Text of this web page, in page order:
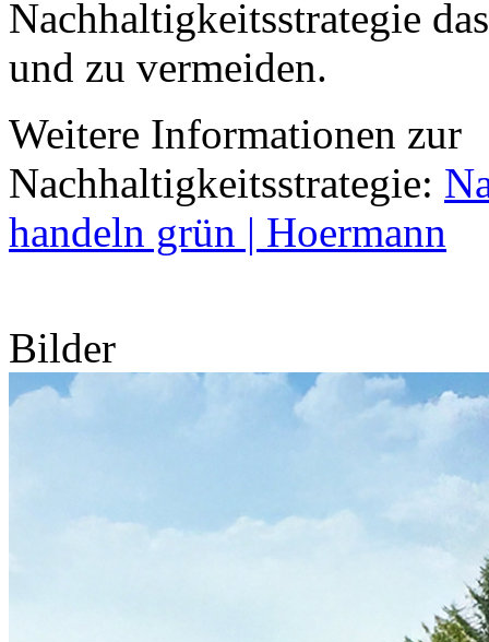
Nachhaltigkeitsstrategie
und zu vermeiden.
Weitere Informationen zur
Nachhaltigkeitsstrategie:
handeln grün | Hoermann
Bilder